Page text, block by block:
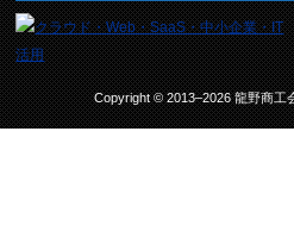
Copyright © 2013–2026 龍野商工